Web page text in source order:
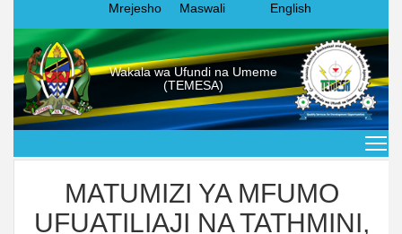
English
Maswali
Mrejesho
Wakala wa Ufundi na Umeme
(TEMESA)
MATUMIZI YA MFUMO
UFUATILIAJI NA TATHMINI,